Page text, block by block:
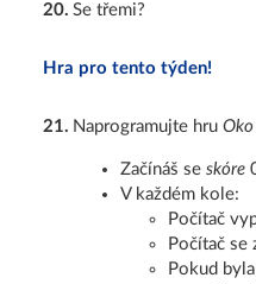
20. Se třemi?
Hra pro tento týden!
21. Naprogramujte hru
Začínáš seskóre
V každém kole:
Počítač
Počítač se
Pokud